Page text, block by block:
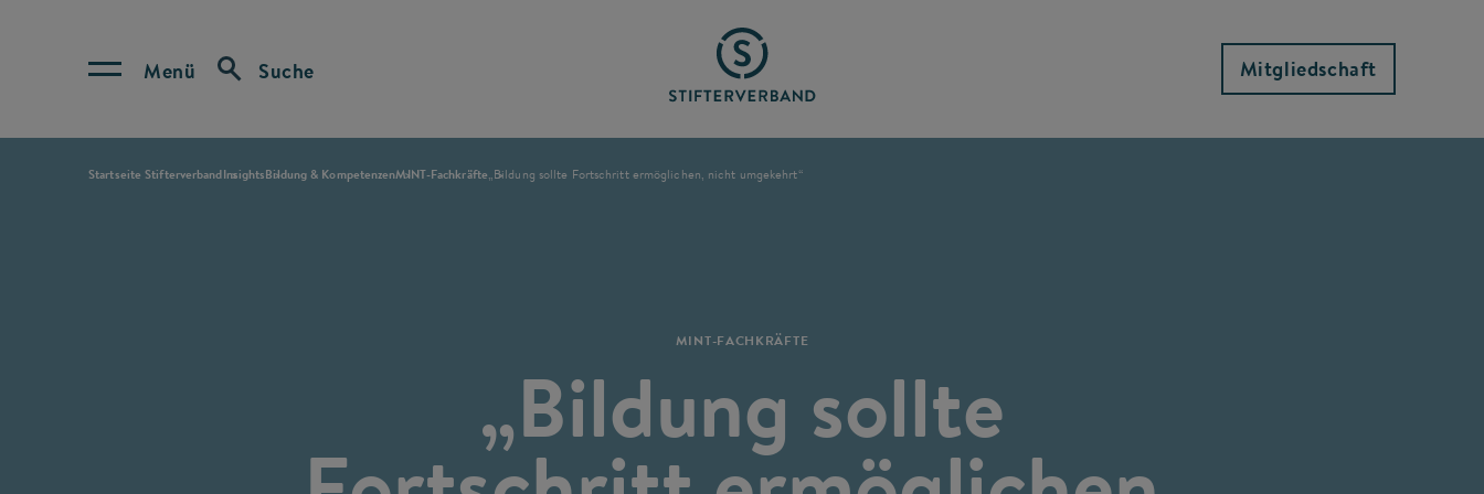
Menü Suche Mitgliedschaft
Startseite StifterverbandInsightsBildung & KompetenzenMINT-Fachkräfte„Bildung sollte Fortschritt ermöglichen, nicht umgekehrt“
MINT-FACHKRÄFTE
„Bildung sollte